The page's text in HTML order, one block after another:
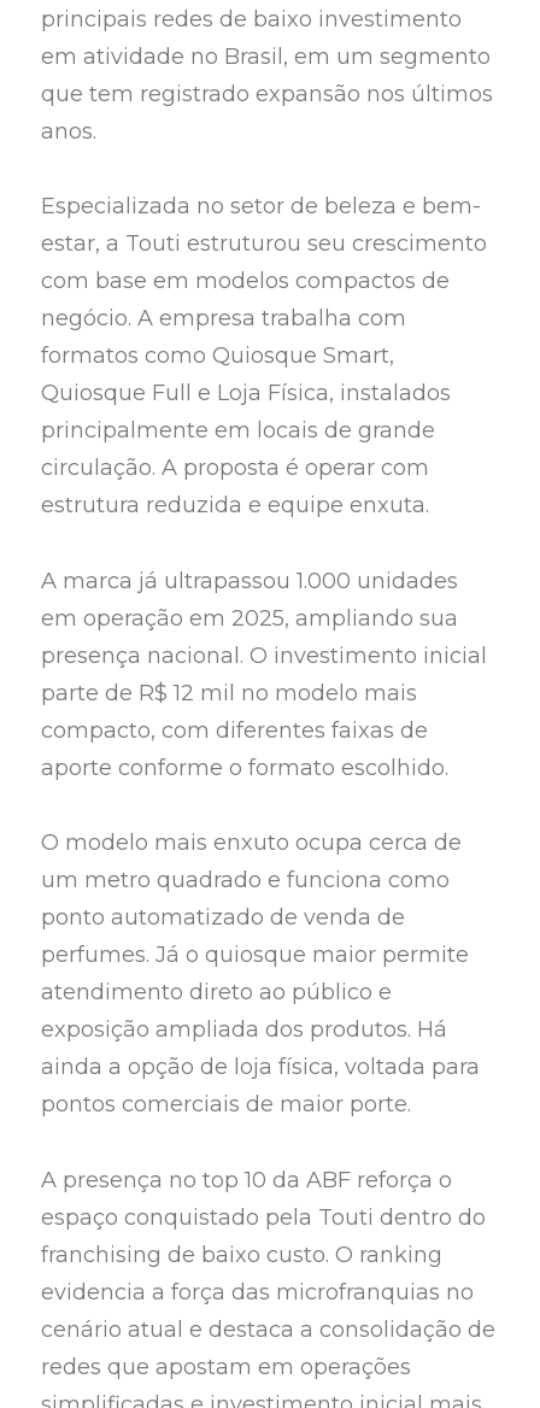
principais redes de baixo investimento
em atividade no Brasil, em um segmento
que tem registrado expansão nos últimos
anos.
Especializada no setor de beleza e bem-
estar, a Touti estruturou seu crescimento
com base em modelos compactos de
negócio. A empresa trabalha com
formatos como Quiosque Smart,
Quiosque Full e Loja Física, instalados
principalmente em locais de grande
circulação. A proposta é operar com
estrutura reduzida e equipe enxuta.
A marca já ultrapassou 1.000 unidades
em operação em 2025, ampliando sua
presença nacional. O investimento inicial
parte de R$ 12 mil no modelo mais
compacto, com diferentes faixas de
aporte conforme o formato escolhido.
O modelo mais enxuto ocupa cerca de
um metro quadrado e funciona como
ponto automatizado de venda de
perfumes. Já o quiosque maior permite
atendimento direto ao público e
exposição ampliada dos produtos. Há
ainda a opção de loja física, voltada para
pontos comerciais de maior porte.
A presença no top 10 da ABF reforça o
espaço conquistado pela Touti dentro do
franchising de baixo custo. O ranking
evidencia a força das microfranquias no
cenário atual e destaca a consolidação de
redes que apostam em operações